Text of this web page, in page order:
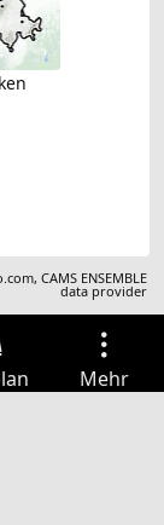
,CAMS ENSEMBLE
data provider
Mehr